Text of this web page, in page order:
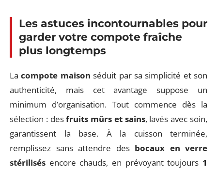
Les astuces incontournables pour
garder votre compote fraîche
plus longtemps
Lacompote maison séduit par sa simplicité et son
authenticité, mais cet avantage suppose un
minimum d’organisation. Tout commence dès la
sélection : desfruits mûrs et sains, lavés avec soin,
garantissent la base. À la cuisson terminée,
remplissez sans attendre des bocaux en verre
stérilisés encore chauds, en prévoyant toujours 1